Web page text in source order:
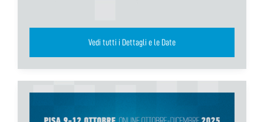
Vedi tutti i Dettagli e le Date